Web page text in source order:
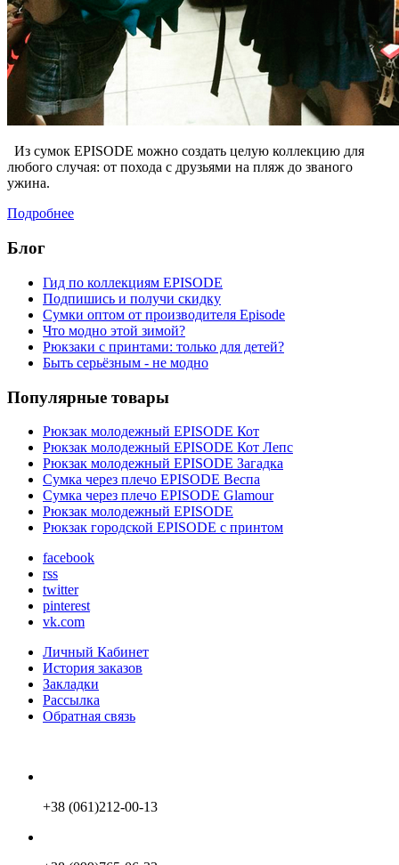
Из сумок EPISODE можно создать целую коллекцию для
любого случая: от похода с друзьями на пляж до званого
ужина.
Подробнее
Блог
Гид по коллекциям EPISODE
Подпишись и получи скидку
Сумки оптом от производителя Episode
Что модно этой зимой?
Рюкзаки с принтами: только для детей?
Быть серьёзным - не модно
Популярные товары
Рюкзак молодежный EPISODE Кот
Рюкзак молодежный EPISODE Кот Лепс
Рюкзак молодежный EPISODE Загадка
Сумка через плечо EPISODE Веспа
Сумка через плечо EPISODE Glamour
Рюкзак молодежный EPISODE
Рюкзак городской EPISODE с принтом
facebook
rss
twitter
pinterest
vk.com
Личный Кабинет
История заказов
Закладки
Рассылка
Обратная связь
+38 (061)212-00-13